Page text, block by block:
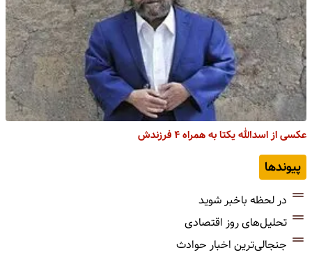
عکسی از اسدالله یکتا به همراه ۴ فرزندش
پیوندها
در لحظه باخبر شوید
تحلیل‌های روز اقتصادی
جنجالی‌ترین اخبار حوادث